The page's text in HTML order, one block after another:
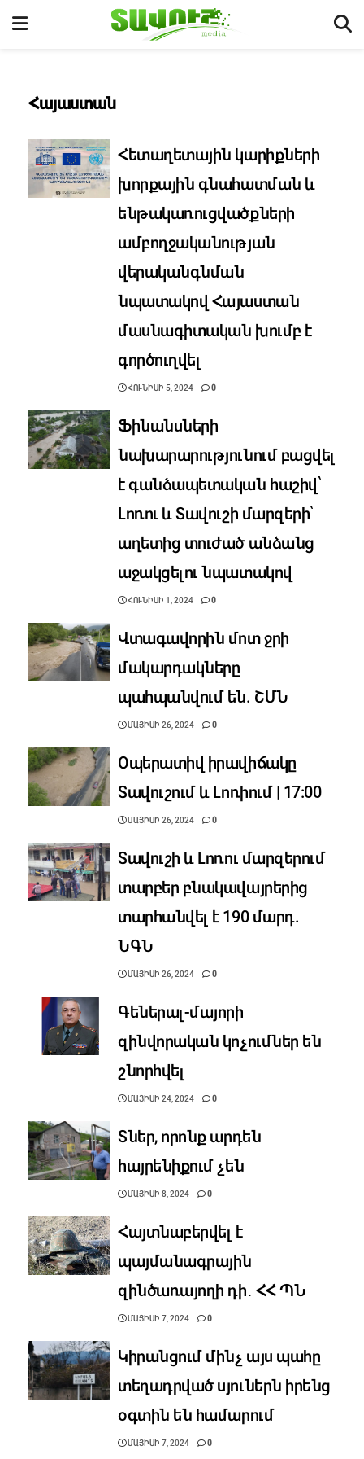
Հայաստան
Հետաղետային կարիքների
խորքային գնահատման և
ենթակառուցվածքների
ամբողջականության
վերականգնման
նպատակով Հայաստան
մասնագիտական խումբ է
գործուղվել
ՀՈՒՆԻՍԻ 5, 2024 0
Ֆինանսների
նախարարությունում բացվել
է գանձապետական հաշիվ՝
Լոռու և Տավուշի մարզերի՝
աղետից տուժած անձանց
աջակցելու նպատակով
ՀՈՒՆԻՍԻ 1, 2024 0
Վտագավորին մոտ ջրի
մակարդակները
պահպանվում են. ՇՄՆ
ՄԱՅԻՍԻ 26, 2024 0
Օպերատիվ իրավիճակը
Տավուշում և Լոռիում | 17:00
ՄԱՅԻՍԻ 26, 2024 0
Տավուշի և Լոռու մարզերում
տարբեր բնակավայրերից
տարհանվել է 190 մարդ.
ՆԳՆ
ՄԱՅԻՍԻ 26, 2024 0
Գեներալ-մայորի
զինվորական կոչումներ են
շնորհվել
ՄԱՅԻՍԻ 24, 2024 0
Տներ, որոնք արդեն
հայրենիքում չեն
ՄԱՅԻՍԻ 8, 2024 0
Հայտնաբերվել է
պայմանագրային
զինծառայողի դի․ ՀՀ ՊՆ
ՄԱՅԻՍԻ 7, 2024 0
Կիրանցում մինչ այս պահը
տեղադրված սյուներն իրենց
օգտին են համարում
ՄԱՅԻՍԻ 7, 2024 0